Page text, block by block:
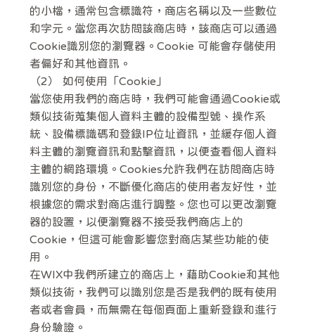
的小檔，通常包含標識符，商店名稱以及一些數位
和字元。當您再次訪問該商店時，該商店可以通過
Cookie識別您的瀏覽器。Cookie 可能會存儲使用
者偏好和其他資訊。
（2） 如何使用「Cookie」
當您使用我們的商店時，我們可能會通過Cookie或
類似技術蒐集個人資料主體的設備型號、操作系
統、設備標識碼和登錄IP位址資訊，並緩存個人資
料主體的瀏覽資訊和點擊資訊，以便查看個人資料
主體的網路環境。Cookies允許我們在訪問商店時
識別您的身份，不斷優化商店的使用者友好性，並
根據您的需求對商店進行調整。您也可以更改瀏覽
器的設置，以便瀏覽器不接受我們商店上的
Cookie，但這可能會影響您對商店某些功能的使
用。
在WIX中我們所建立的商店上，藉助Cookie和其他
類似技術，我們可以識別您是否是我們的既有使用
者或者會員，而無需在每個頁面上重新登錄和進行
身份驗證。